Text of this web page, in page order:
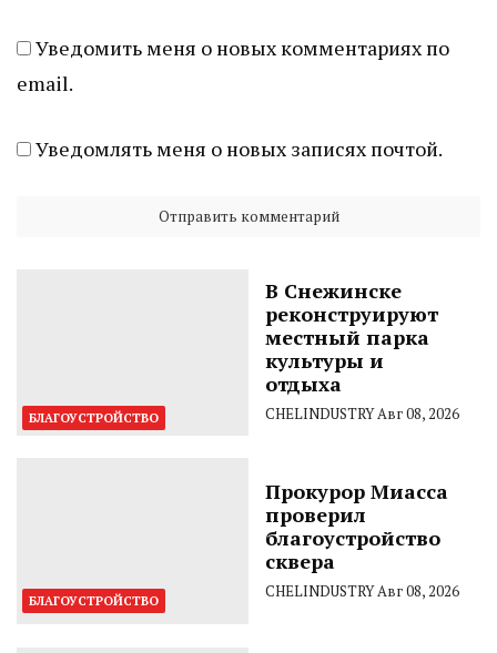
Уведомить меня о новых комментариях по
email.
Уведомлять меня о новых записях почтой.
БЛАГОУСТРОЙСТВО
В Снежинске
реконструируют
местный парка
культуры и
отдыха
CHELINDUSTRYАвг 08, 2026
БЛАГОУСТРОЙСТВО
Прокурор Миасса
проверил
благоустройство
сквера
CHELINDUSTRYАвг 08, 2026